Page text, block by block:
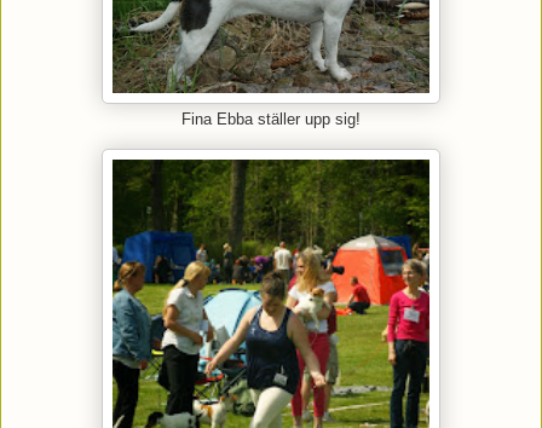
Fina Ebba ställer upp sig!